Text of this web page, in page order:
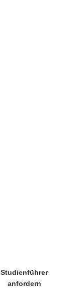
Studienführer
anfordern